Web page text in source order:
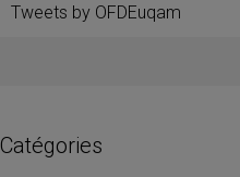
Tweets by OFDEuqam
Catégories